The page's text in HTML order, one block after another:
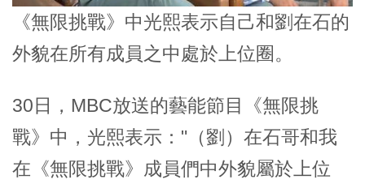
《無限挑戰》中光熙表示自己和劉在石的
外貌在所有成員之中處於上位圈。
30日，MBC放送的藝能節目《無限挑
戰》中，光熙表示："（劉）在石哥和我
在《無限挑戰》成員們中外貌屬於上位